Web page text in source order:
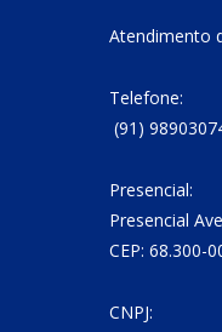
Atendimento
Telefone:
(91)
Presencial:
Presencial
CEP: 68.300-
CNPJ: